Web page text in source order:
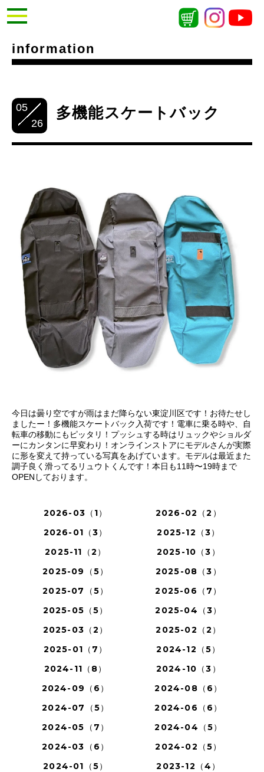
information
05
26
多機能スケートバック
今日は曇り空ですが雨はまだ降らない東淀川区です！お待たせし
ましたー！多機能スケートバック入荷です！電車に乗る時や、自
転車の移動にもピッタリ！プッシュする時はリュックやショルダ
ーにカンタンに早変わり！オンラインストアにモデルさんが実際
に形を変えて持っている写真をあげています。モデルは最近また
調子良く滑ってるリュウトくんです！本日も11時〜19時まで
OPENしております。
2026-03（1）
2026-02（2）
2026-01（3）
2025-12（3）
2025-11（2）
2025-10（3）
2025-09（5）
2025-08（3）
2025-07（5）
2025-06（7）
2025-05（5）
2025-04（3）
2025-03（2）
2025-02（2）
2025-01（7）
2024-12（5）
2024-11（8）
2024-10（3）
2024-09（6）
2024-08（6）
2024-07（5）
2024-06（6）
2024-05（7）
2024-04（5）
2024-03（6）
2024-02（5）
2024-01（5）
2023-12（4）